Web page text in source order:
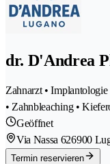
dr. D'Andrea
Zahnarzt •
• Zahnbleaching •
Geöffnet
Via Nassa 626900
Termin reservieren